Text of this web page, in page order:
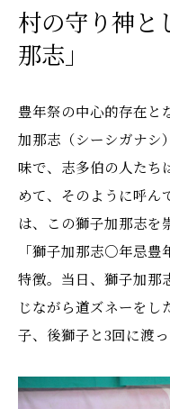
村の守り神と
那志」
豊年祭の中心的存在と
加那志（シーシガナシ
味で、志多伯の人たち
めて、そのように呼ん
は、この獅子加那志を
「獅子加那志○年忌豊
特徴。当日、獅子加那
じながら道ズネーをし
子、後獅子と3回に渡っ